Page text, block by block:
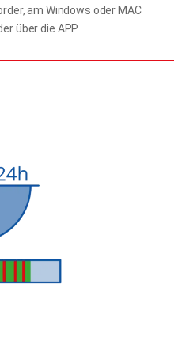
am Windows oder MAC
über die APP.